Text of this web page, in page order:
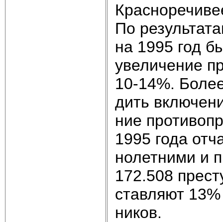
По
на 1995 год
уве­ли­че­ние
10-14%.
дить
ние
1995 го­да
но­лет­ни­ми и
172.508
став­ля­ют
ни­ков.